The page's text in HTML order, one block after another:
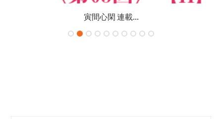
寅間心閑 連載...